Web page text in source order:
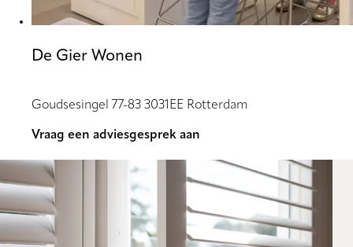
De Gier Wonen
Goudsesingel 77-83 3031EE Rotterdam
Vraag een adviesgesprek aan